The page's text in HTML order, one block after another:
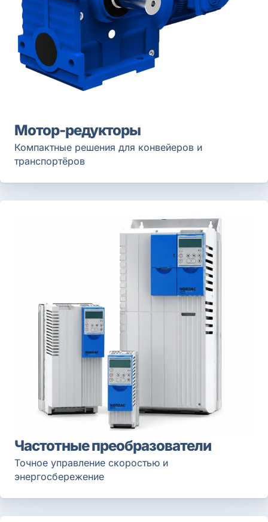
Мотор-редукторы
Компактные решения для конвейеров и
транспортёров
Частотные преобразователи
Точное управление скоростью и
энергосбережение